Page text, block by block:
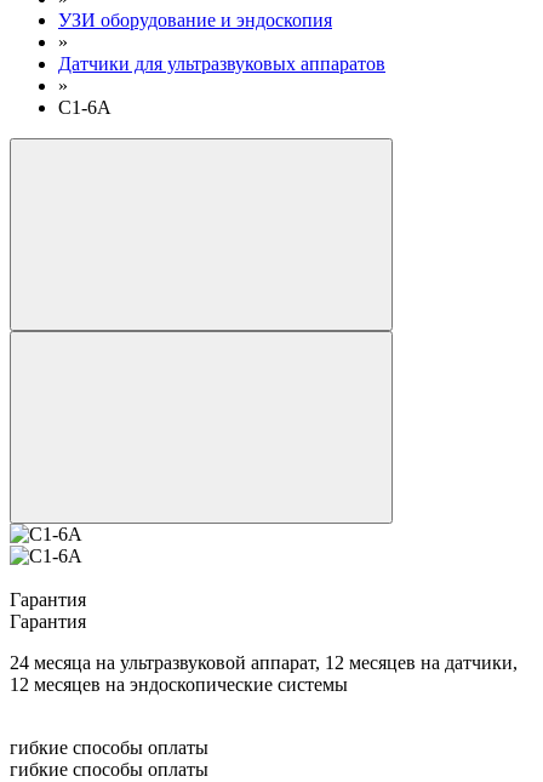
УЗИ оборудование и эндоскопия
»
Датчики для ультразвуковых аппаратов
»
C1-6A
Гарантия
Гарантия
24 месяца на ультразвуковой аппарат, 12 месяцев на датчики,
12 месяцев на эндоскопические системы
гибкие способы оплаты
гибкие способы оплаты